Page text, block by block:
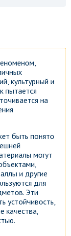
культурный и
пытается
на
быть понято
могут
и другие
для
Эти
устойчивость,
качества,